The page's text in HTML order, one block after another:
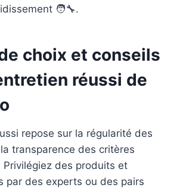
🧑‍🔧.
choix et conseils
réussi de
repose sur la régularité des
transparence des critères
Privilégiez des produits et
par des experts ou des pairs